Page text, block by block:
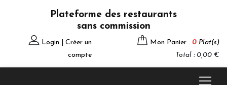
Plateforme des restaurants
sans commission
Login | Créer un
compte
Mon Panier : 0 Plat(s)
Total : 0,00 €